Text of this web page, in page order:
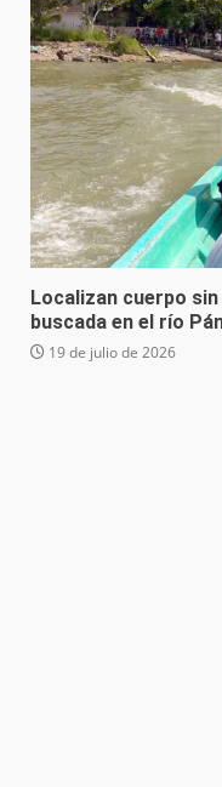
Localizan cuerpo
buscada en el río
19 de julio de 2026